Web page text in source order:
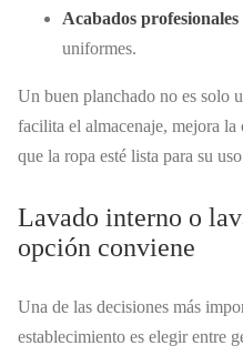
Acabados profesionales
uniformes.
Un buen planchado no es solo
facilita el almacenaje, mejora
que la ropa esté lista para su
Lavado interno o
opción conviene
Una de las decisiones más
establecimiento es elegir entre